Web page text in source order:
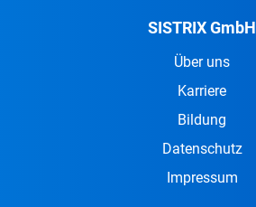
SISTRIX GmbH
Über uns
Karriere
Bildung
Datenschutz
Impressum